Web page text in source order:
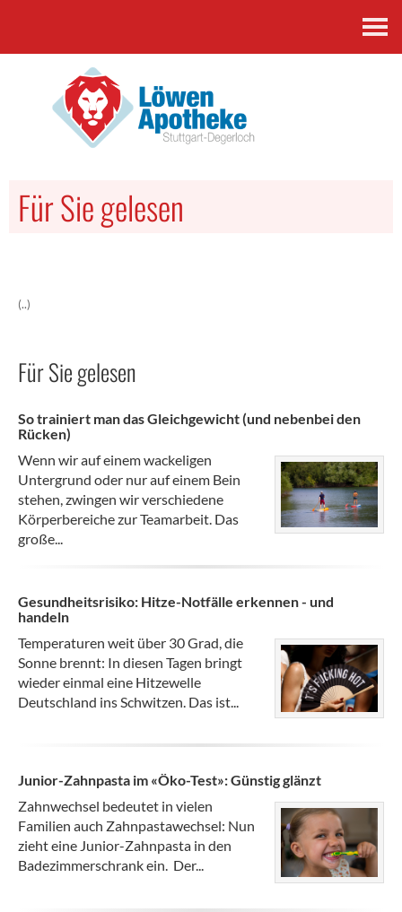
Für Sie gelesen
(..)
Für Sie gelesen
So trainiert man das Gleichgewicht (und nebenbei den
Rücken)
Wenn wir auf einem wackeligen
Untergrund oder nur auf einem Bein
stehen, zwingen wir verschiedene
Körperbereiche zur Teamarbeit. Das
große...
Gesundheitsrisiko: Hitze-Notfälle erkennen - und
handeln
Temperaturen weit über 30 Grad, die
Sonne brennt: In diesen Tagen bringt
wieder einmal eine Hitzewelle
Deutschland ins Schwitzen. Das ist...
Junior-Zahnpasta im «Öko-Test»: Günstig glänzt
Zahnwechsel bedeutet in vielen
Familien auch Zahnpastawechsel: Nun
zieht eine Junior-Zahnpasta in den
Badezimmerschrank ein. Der...